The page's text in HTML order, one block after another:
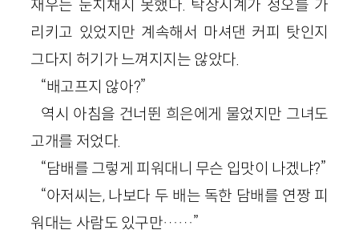
재우는 눈치채지 못했다. 탁상시계가 정오를 가
리키고 있었지만 계속해서 마셔댄 커피 탓인지
그다지 허기가 느껴지지는 않았다.
“배고프지 않아?”
역시 아침을 건너뛴 희은에게 물었지만 그녀도
고개를 저었다.
“담배를 그렇게 피워대니 무슨 입맛이 나겠냐?”
“아저씨는, 나보다 두 배는 독한 담배를 연짱 피
워대는 사람도 있구만……”